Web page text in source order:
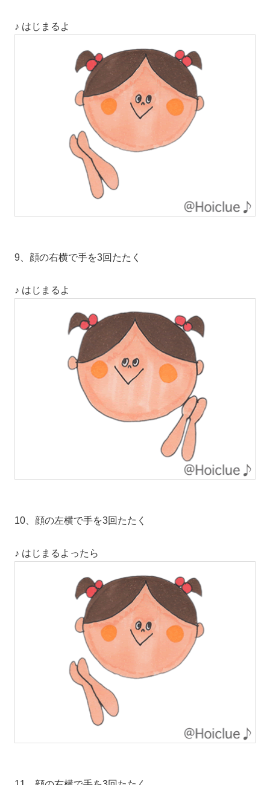
♪ はじまるよ
9、顔の右横で手を3回たたく
♪ はじまるよ
10、顔の左横で手を3回たたく
♪ はじまるよったら